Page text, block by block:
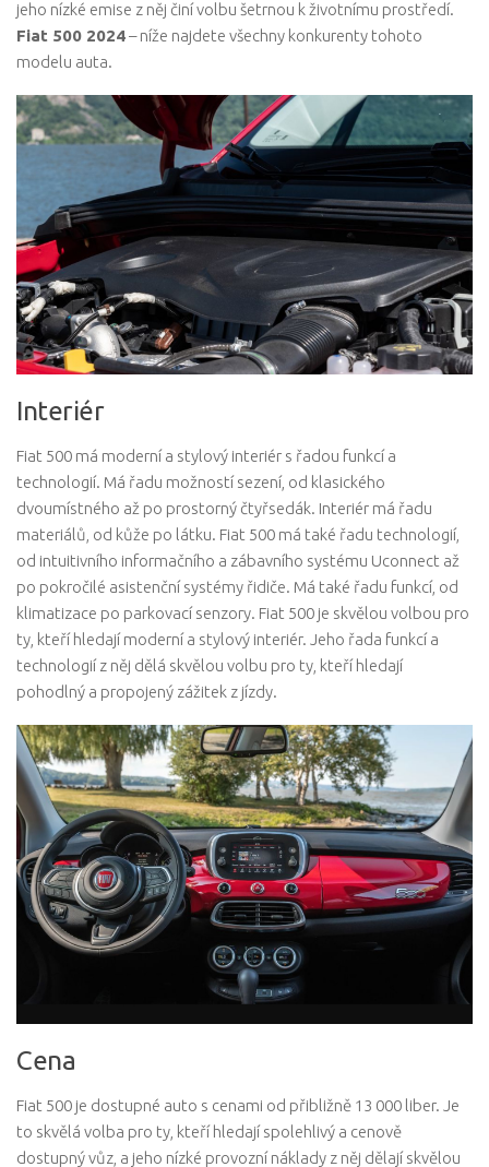
jeho nízké emise z něj činí volbu šetrnou k životnímu prostředí.
Fiat 500 2024– níže najdete všechny konkurenty tohoto
modelu auta.
Interiér
Fiat 500 má moderní a stylový interiér s řadou funkcí a
technologií. Má řadu možností sezení, od klasického
dvoumístného až po prostorný čtyřsedák. Interiér má řadu
materiálů, od kůže po látku. Fiat 500 má také řadu technologií,
od intuitivního informačního a zábavního systému Uconnect až
po pokročilé asistenční systémy řidiče. Má také řadu funkcí, od
klimatizace po parkovací senzory. Fiat 500 je skvělou volbou pro
ty, kteří hledají moderní a stylový interiér. Jeho řada funkcí a
technologií z něj dělá skvělou volbu pro ty, kteří hledají
pohodlný a propojený zážitek z jízdy.
Cena
Fiat 500 je dostupné auto s cenami od přibližně 13 000 liber. Je
to skvělá volba pro ty, kteří hledají spolehlivý a cenově
dostupný vůz, a jeho nízké provozní náklady z něj dělají skvělou